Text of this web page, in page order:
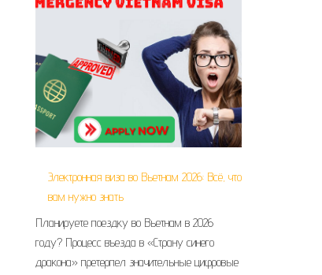
Электронная виза во Вьетнам 2026: Всё, что
вам нужно знать
Планируете поездку во Вьетнам в 2026
году? Процесс въезда в «Страну синего
дракона» претерпел значительные цифровые